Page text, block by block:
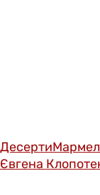
Десерти
Євгена